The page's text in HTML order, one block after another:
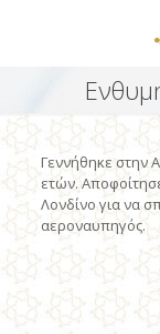
Γεννήθηκε στην
ετών.
Λονδίνο για να
αεροναυπηγός.